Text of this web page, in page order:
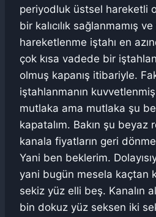
periyodluk üstsel hareketli
bir kalıcılık sağlanmamış
hareketlenme iştahı en
çok kısa vadede bir
olmuş kapanış itibariyle.
iştahlanmanın
mutlaka ama mutlaka şu
kapatalım. Bakın şu beyaz
kanala fiyatların geri
Yani ben beklerim.
yani bugün mesela kaçtan
sekiz yüz elli beş. Kanalın
bin dokuz yüz seksen iki